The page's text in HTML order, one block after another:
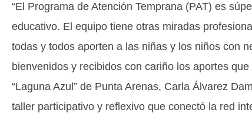
“El Programa de Atención Temprana (PAT) es
educativo. El equipo tiene otras miradas
todas y todos aporten a las niñas y los niños con
bienvenidos y recibidos con cariño los aportes
“Laguna Azul” de Punta Arenas, Carla Álvarez
taller participativo y reflexivo que conectó la red